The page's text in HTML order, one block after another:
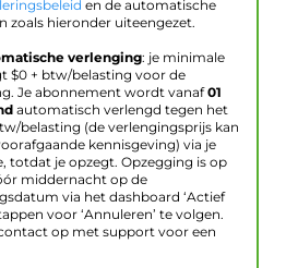
en de automatische
zoals hieronder uiteengezet.
verlenging: je minimale
$0 + btw/belasting voor de
Je abonnement wordt vanaf01
automatisch verlengd tegen het
belasting (de verlengingsprijs kan
kennisgeving) via je
totdat je opzegt. Opzegging is op
middernacht op de
via het dashboard ‘Actief
voor ‘Annuleren’ te volgen.
op met support voor een